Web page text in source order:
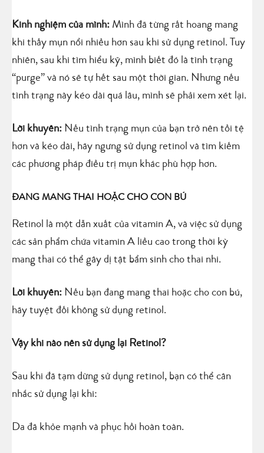
Kinh nghiệm của mình: Mình đã từng rất hoang mang
khi thấy mụn nổi nhiều hơn sau khi sử dụng retinol. Tuy
nhiên, sau khi tìm hiểu kỹ, mình biết đó là tình trạng
“purge” và nó sẽ tự hết sau một thời gian. Nhưng nếu
tình trạng này kéo dài quá lâu, mình sẽ phải xem xét lại.
Lời khuyên: Nếu tình trạng mụn của bạn trở nên tồi tệ
hơn và kéo dài, hãy ngưng sử dụng retinol và tìm kiếm
các phương pháp điều trị mụn khác phù hợp hơn.
ĐANG MANG THAI HOẶC CHO CON BÚ
Retinol là một dẫn xuất của vitamin A, và việc sử dụng
các sản phẩm chứa vitamin A liều cao trong thời kỳ
mang thai có thể gây dị tật bẩm sinh cho thai nhi.
Lời khuyên: Nếu bạn đang mang thai hoặc cho con bú,
hãy tuyệt đối không sử dụng retinol.
Vậy khi nào nên sử dụng lại Retinol?
Sau khi đã tạm dừng sử dụng retinol, bạn có thể cân
nhắc sử dụng lại khi:
Da đã khỏe mạnh và phục hồi hoàn toàn.